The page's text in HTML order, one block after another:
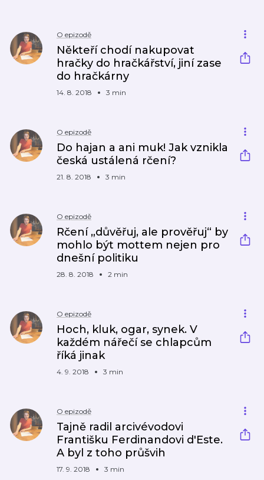
O epizodě
Někteří chodí nakupovat
hračky do hračkářství, jiní zase
do hračkárny
14. 8. 2018 3 min
O epizodě
Do hajan a ani muk! Jak vznikla
česká ustálená rčení?
21. 8. 2018 3 min
O epizodě
Rčení „důvěřuj, ale prověřuj“ by
mohlo být mottem nejen pro
dnešní politiku
28. 8. 2018 2 min
O epizodě
Hoch, kluk, ogar, synek. V
každém nářečí se chlapcům
říká jinak
4. 9. 2018 3 min
O epizodě
Tajně radil arcivévodovi
Františku Ferdinandovi d'Este.
A byl z toho průšvih
17. 9. 2018 3 min